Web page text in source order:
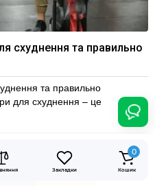
Закладки
0
Кошик
схуднення та правильно
та правильно
для схуднення – це